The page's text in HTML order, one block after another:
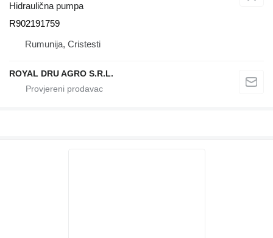
Hidraulična pumpa
R902191759
Rumunija, Cristesti
ROYAL DRU AGRO S.R.L.